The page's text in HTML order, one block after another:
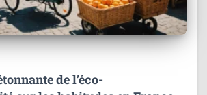
de l’éco-